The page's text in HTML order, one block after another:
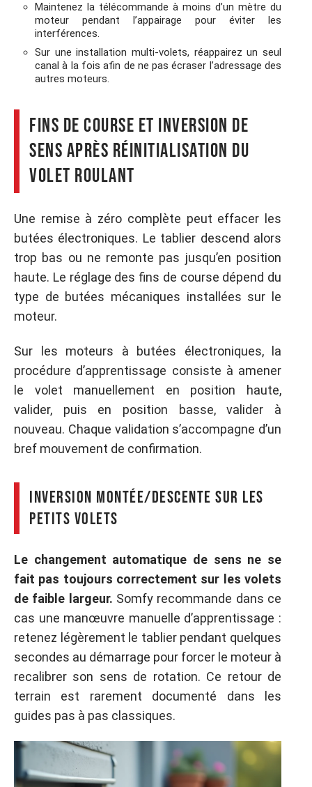
Maintenez la télécommande à moins d’un mètre du
moteur pendant l’appairage pour éviter les
interférences.
Sur une installation multi-volets, réappairez un seul
canal à la fois afin de ne pas écraser l’adressage des
autres moteurs.
Fins de course et inversion de
sens après réinitialisation du
volet roulant
Une remise à zéro complète peut effacer les
butées électroniques. Le tablier descend alors
trop bas ou ne remonte pas jusqu’en position
haute. Le réglage des fins de course dépend du
type de butées mécaniques installées sur le
moteur.
Sur les moteurs à butées électroniques, la
procédure d’apprentissage consiste à amener
le volet manuellement en position haute,
valider, puis en position basse, valider à
nouveau. Chaque validation s’accompagne d’un
bref mouvement de confirmation.
Inversion montée/descente sur les
petits volets
Le changement automatique de sens ne se
fait pas toujours correctement sur les volets
de faible largeur. Somfy recommande dans ce
cas une manœuvre manuelle d’apprentissage :
retenez légèrement le tablier pendant quelques
secondes au démarrage pour forcer le moteur à
recalibrer son sens de rotation. Ce retour de
terrain est rarement documenté dans les
guides pas à pas classiques.